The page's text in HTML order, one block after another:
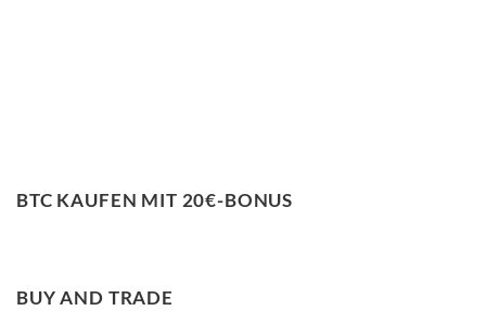
BTC KAUFEN MIT 20€-BONUS
BUY AND TRADE